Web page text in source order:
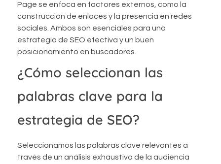
Page se enfoca en factores externos, como la
construcción de enlaces y la presencia en redes
sociales. Ambos son esenciales para una
estrategia de SEO efectiva y un buen
posicionamiento en buscadores.
¿Cómo seleccionan las
palabras clave para la
estrategia de SEO?
Seleccionamos las palabras clave relevantes a
través de un análisis exhaustivo de la audiencia